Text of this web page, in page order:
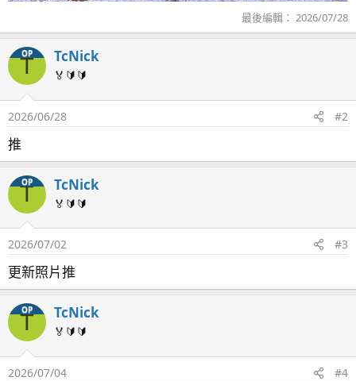
最後編輯： 2026/07/28
OP
T TcNick
🏅🔰🔰
2026/06/28 #2
推
OP
T TcNick
🏅🔰🔰
2026/07/02 #3
更新照片推
OP
T TcNick
🏅🔰🔰
2026/07/04 #4